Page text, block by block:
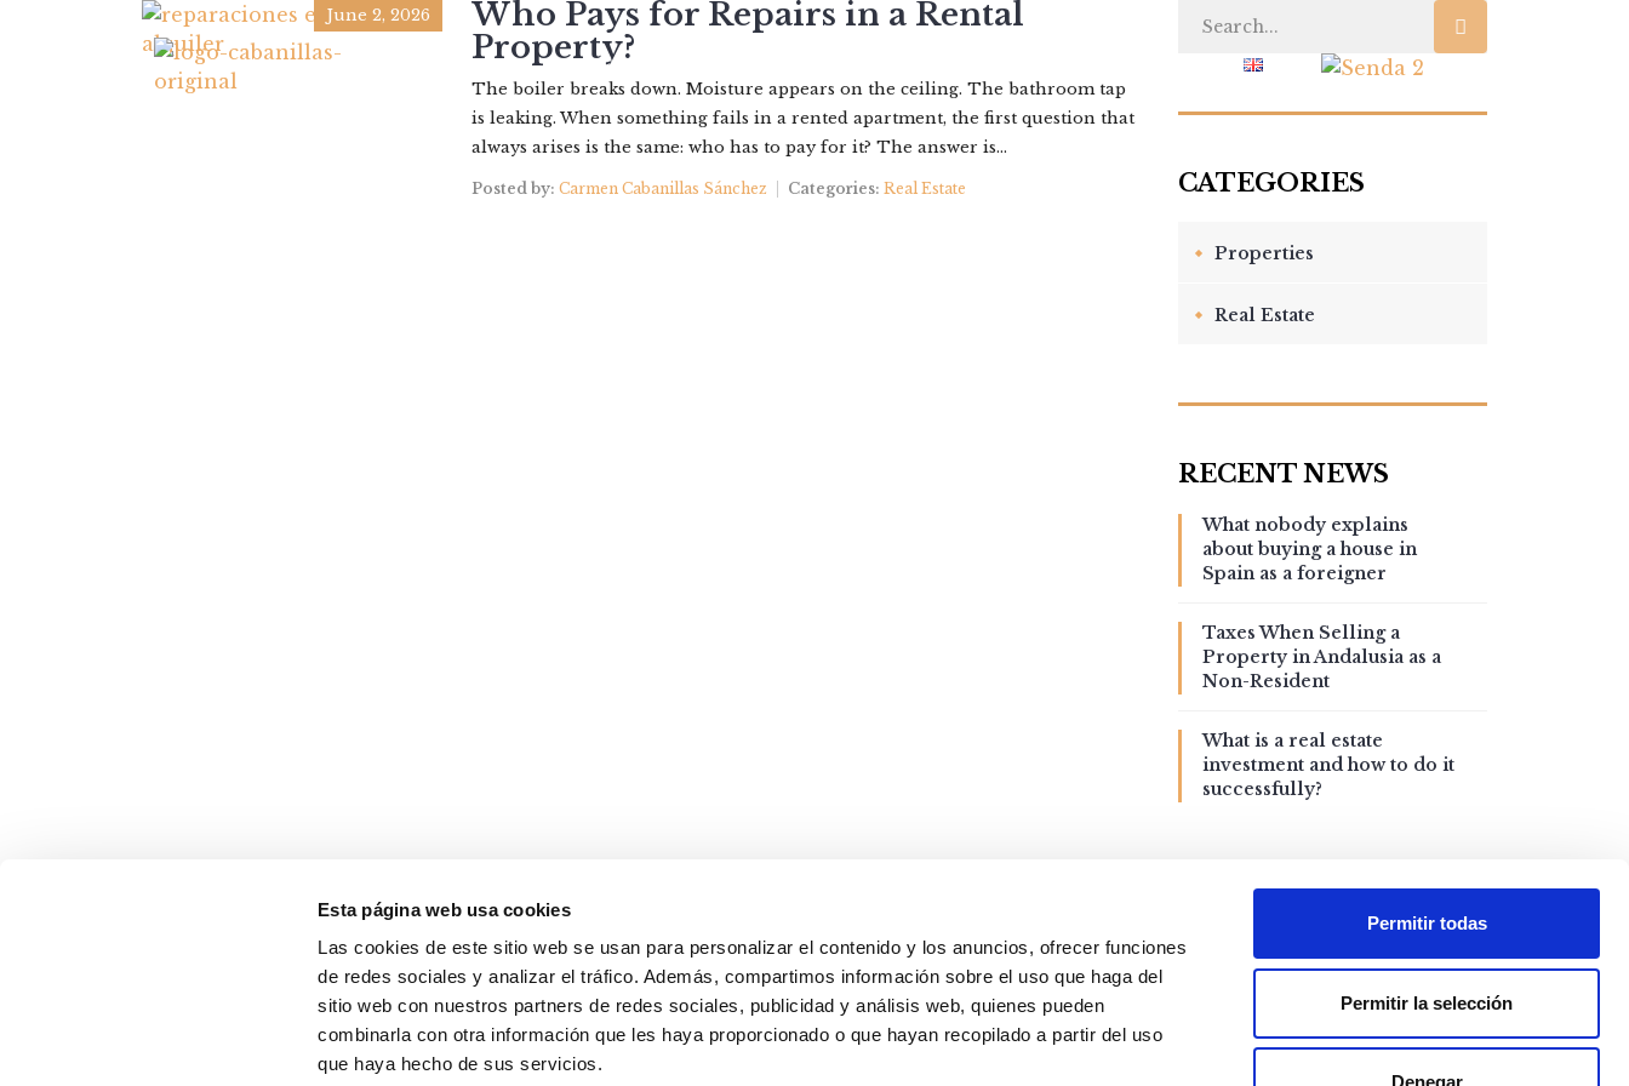
Esta página web usa cookies
Las cookies de este sitio web se usan para personalizar el contenido y los anuncios, ofrecer funciones
de redes sociales y analizar el tráfico. Además, compartimos información sobre el uso que haga del
sitio web con nuestros partners de redes sociales, publicidad y análisis web, quienes pueden
combinarla con otra información que les haya proporcionado o que hayan recopilado a partir del uso
que haya hecho de sus servicios.
Permitir todas
Permitir la selección
Denegar
PROPERTIES
June 2, 2026
Who Pays for Repairs in a Rental
Property?
The boiler breaks down. Moisture appears on the ceiling. The bathroom tap
is leaking. When something fails in a rented apartment, the first question that
always arises is the same: who has to pay for it? The answer is...
Posted by: Carmen Cabanillas Sánchez Categories: Real Estate
Properties
Real Estate
What nobody explains
about buying a house in
Spain as a foreigner
Taxes When Selling a
Property in Andalusia as a
Non-Resident
What is a real estate
investment and how to do it
successfully?
sales@cabanillasrealestate.com
+34 952 808 307